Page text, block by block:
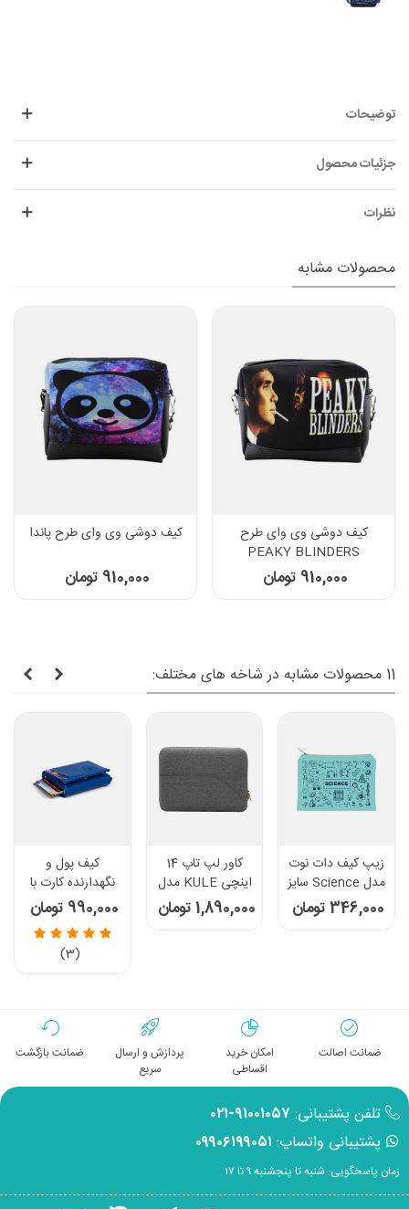
توضیحات
جزئیات محصول
نظرات
محصولات مشابه
کیف دوشی وی وای طرح
PEAKY BLINDERS
910,000 تومان
کیف دوشی وی وای طرح پاندا
910,000 تومان
11 محصولات مشابه در شاخه های مختلف:
زیپ کیف دات نوت
مدل Science سایز
A5 رنگ فیروزه ای
346,000 تومان
کاور لپ تاپ 14
اینچی KULE مدل
KL-1450B طوسی
روشن
1,890,000 تومان
کیف پول و
نگهدارنده کارت با
مکانیزم اتوماتیک
NEWISH POLO
990,000 تومان
(3)
ضمانت اصالت
امکان خرید
اقساطی
پردازش و ارسال
سریع
ضمانت بازگشت
تلفن پشتیبانی: ۹۱۰۰۱۰۵۷-۰۲۱
پشتیبانی واتساپ: ۰۹۹۰۶۱۹۹۰۵۱
زمان پاسخگویی: شنبه تا پنجشنبه ۹ تا ۱۷